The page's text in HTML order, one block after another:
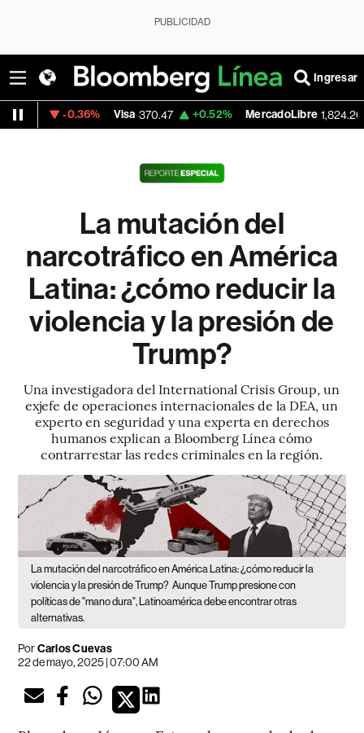
PUBLICIDAD
Ingresar
Visa 370.47 +0.52% MercadoLibre 1,824.26 -5.23%
La mutación del
narcotráfico en América
Latina: ¿cómo reducir la
violencia y la presión de
Trump?
Una investigadora del International Crisis Group, un
exjefe de operaciones internacionales de la DEA, un
experto en seguridad y una experta en derechos
humanos explican a Bloomberg Línea cómo
contrarrestar las redes criminales en la región.
La mutación del narcotráfico en América Latina: ¿cómo reducir la
violencia y la presión de Trump? Aunque Trump presione con
políticas de "mano dura", Latinoamérica debe encontrar otras
alternativas.
PorCarlos Cuevas
22 de mayo, 2025 | 07:00 AM